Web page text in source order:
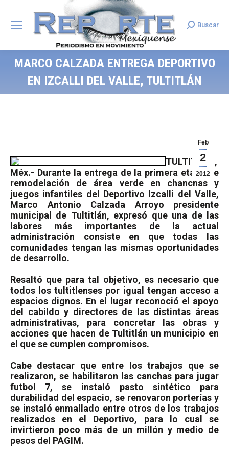
Search:
Buscar
MARCO CALZADA ENTREGA DEPORTIVO
EN IZCALLI DEL VALLE, TULTITLÁN
Feb
2
2012
TULTITLÁN,
Méx.- Durante la entrega de la primera etapa de
remodelación de área verde en chanchas y
juegos infantiles del Deportivo Izcalli del Valle,
Marco Antonio Calzada Arroyo presidente
municipal de Tultitlán, expresó que una de las
labores más importantes de la actual
administración consiste en que todas las
comunidades tengan las mismas oportunidades
de desarrollo.
Resaltó que para tal objetivo, es necesario que
todos los tultitlenses por igual tengan acceso a
espacios dignos. En el lugar reconoció el apoyo
del cabildo y directores de las distintas áreas
administrativas, para concretar las obras y
acciones que hacen de Tultitlán un municipio en
el que se cumplen compromisos.
Cabe destacar que entre los trabajos que se
realizaron, se habilitaron las canchas para jugar
futbol 7, se instaló pasto sintético para
durabilidad del espacio, se renovaron porterías y
se instaló enmallado entre otros de los trabajos
realizados en el Deportivo, para lo cual se
invirtieron poco más de un millón y medio de
pesos del PAGIM.